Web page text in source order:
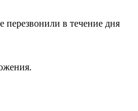
перезвонили в течение дня